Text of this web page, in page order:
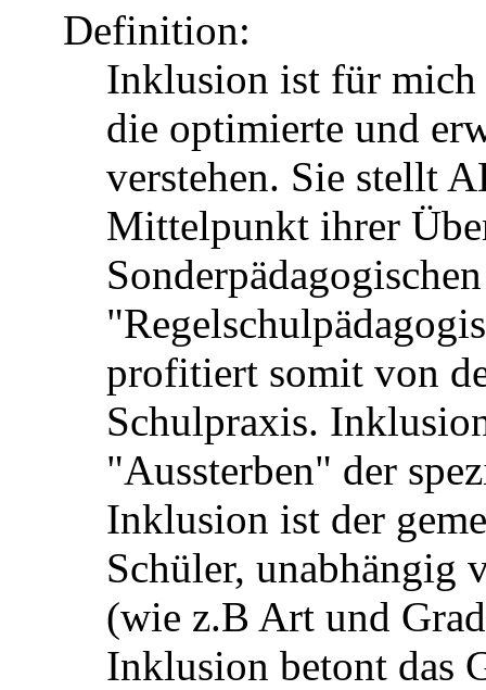
Definition:
Inklusion ist für mich
die optimierte und
verstehen. Sie stellt
Mittelpunkt ihrer
profitiert somit von
Schulpraxis.
"Aussterben" der
Inklusion ist der
Schüler, unabhängig
(wie z.B Art und
Inklusion betont das